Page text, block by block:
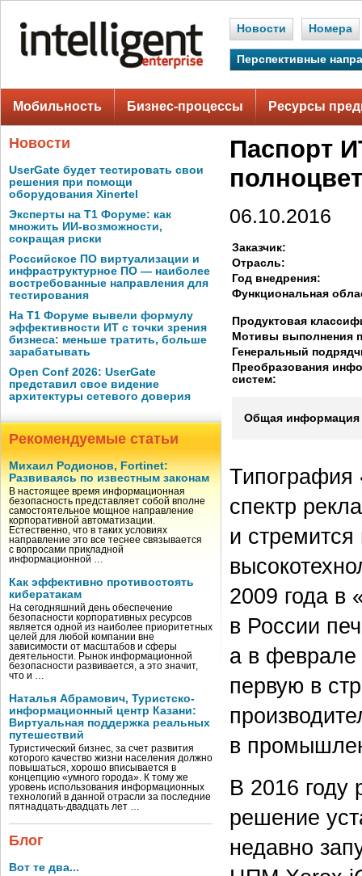
Новости Номера
Перспективные
Мобильность Бизнес-процессы Ресурсы
Новости
UserGate будет тестировать свои
решения при помощи
оборудования Xinertel
Эксперты на Т1 Форуме: как
множить ИИ-возможности,
сокращая риски
Российское ПО виртуализации и
инфраструктурное ПО — наиболее
востребованные направления для
тестирования
На Т1 Форуме вывели формулу
эффективности ИТ с точки зрения
бизнеса: меньше тратить, больше
зарабатывать
Open Conf 2026: UserGate
представил свое видение
архитектуры сетевого доверия
Рекомендуемые статьи
Михаил Родионов, Fortinet:
Развиваясь по известным законам
В настоящее время информационная
безопасность представляет собой вполне
самостоятельное мощное направление
корпоративной автоматизации.
Естественно, что в таких условиях
направление это все теснее связывается
с вопросами прикладной
информационной …
Как эффективно противостоять
кибератакам
На сегодняшний день обеспечение
безопасности корпоративных ресурсов
является одной из наиболее приоритетных
целей для любой компании вне
зависимости от масштабов и сферы
деятельности. Рынок информационной
безопасности развивается, а это значит,
что и …
Наталья Абрамович, Туристско-
информационный центр Казани:
Виртуальная поддержка реальных
путешествий
Туристический бизнес, за счет развития
которого качество жизни населения должно
повышаться, хорошо вписывается в
концепцию «умного города». К тому же
уровень использования информационных
технологий в данной отрасли за последние
пятнадцать-двадцать лет …
Блог
Вот те два...
Паспорт
06.10.2016
Заказчик:
Отрасль:
Год внедрения:
Функциональная
Продуктовая
Мотивы выполнения
Генеральный
Преобразования
систем:
Общая информация
спектр
и
2009 года
в России
а в феврале
первую в
в
В 2016
решение
недавно